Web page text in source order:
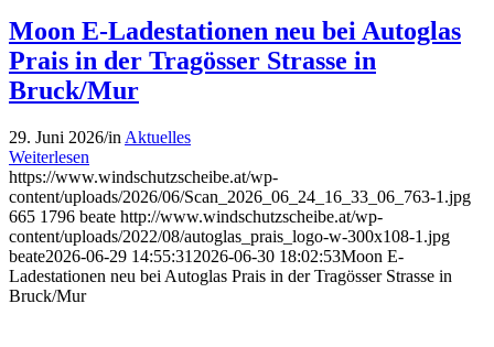
Moon E-Ladestationen neu bei Autoglas
Prais in der Tragösser Strasse in
Bruck/Mur
29. Juni 2026/in Aktuelles
Weiterlesen
https://www.windschutzscheibe.at/wp-
content/uploads/2026/06/Scan_2026_06_24_16_33_06_763-1.jpg
665 1796 beate http://www.windschutzscheibe.at/wp-
content/uploads/2022/08/autoglas_prais_logo-w-300x108-1.jpg
beate2026-06-29 14:55:31 2026-06-30 18:02:53Moon E-
Ladestationen neu bei Autoglas Prais in der Tragösser Strasse in
Bruck/Mur